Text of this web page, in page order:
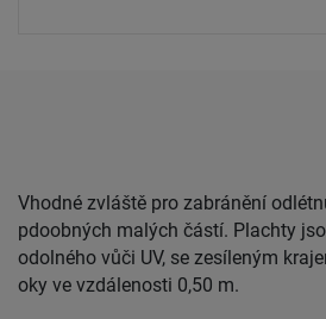
Vhodné zvláště pro zabránění
pdoobných malých částí. Plachty
odolného vůči UV, se zesíleným
oky ve vzdálenosti 0,50 m.